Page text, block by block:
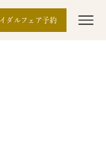
ダルフェア予約